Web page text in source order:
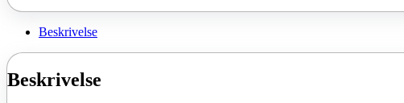
Beskrivelse
Beskrivelse